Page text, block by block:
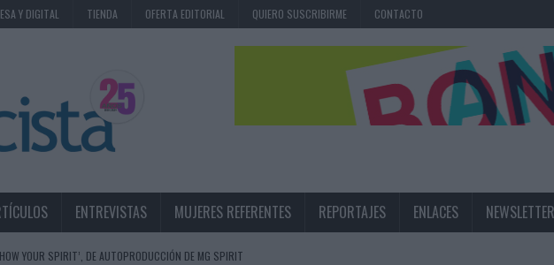
Y DIGITAL TIENDA OFERTA EDITORIAL QUIERO SUSCRIBIRME CONTACTO
ENTREVISTAS MUJERES REFERENTES REPORTAJES ENLACES NEWSLETTER
YOUR SPIRIT’, DE AUTOPRODUCCIÓN DE MG SPIRIT